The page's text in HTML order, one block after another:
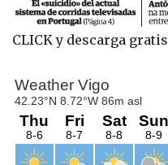
CLICK y descarga gratis